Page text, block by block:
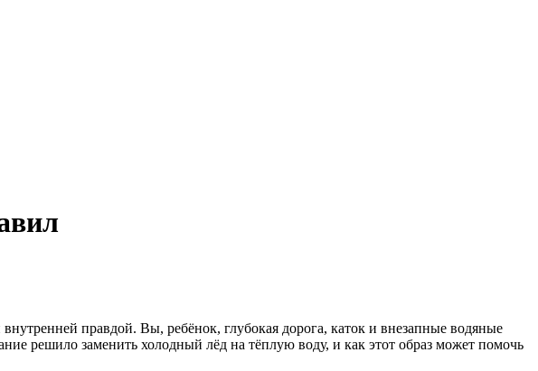
правдой. Вы, ребёнок, глубокая дорога, каток и внезапные водяные
решило заменить холодный лёд на тёплую воду, и как этот образ может помочь